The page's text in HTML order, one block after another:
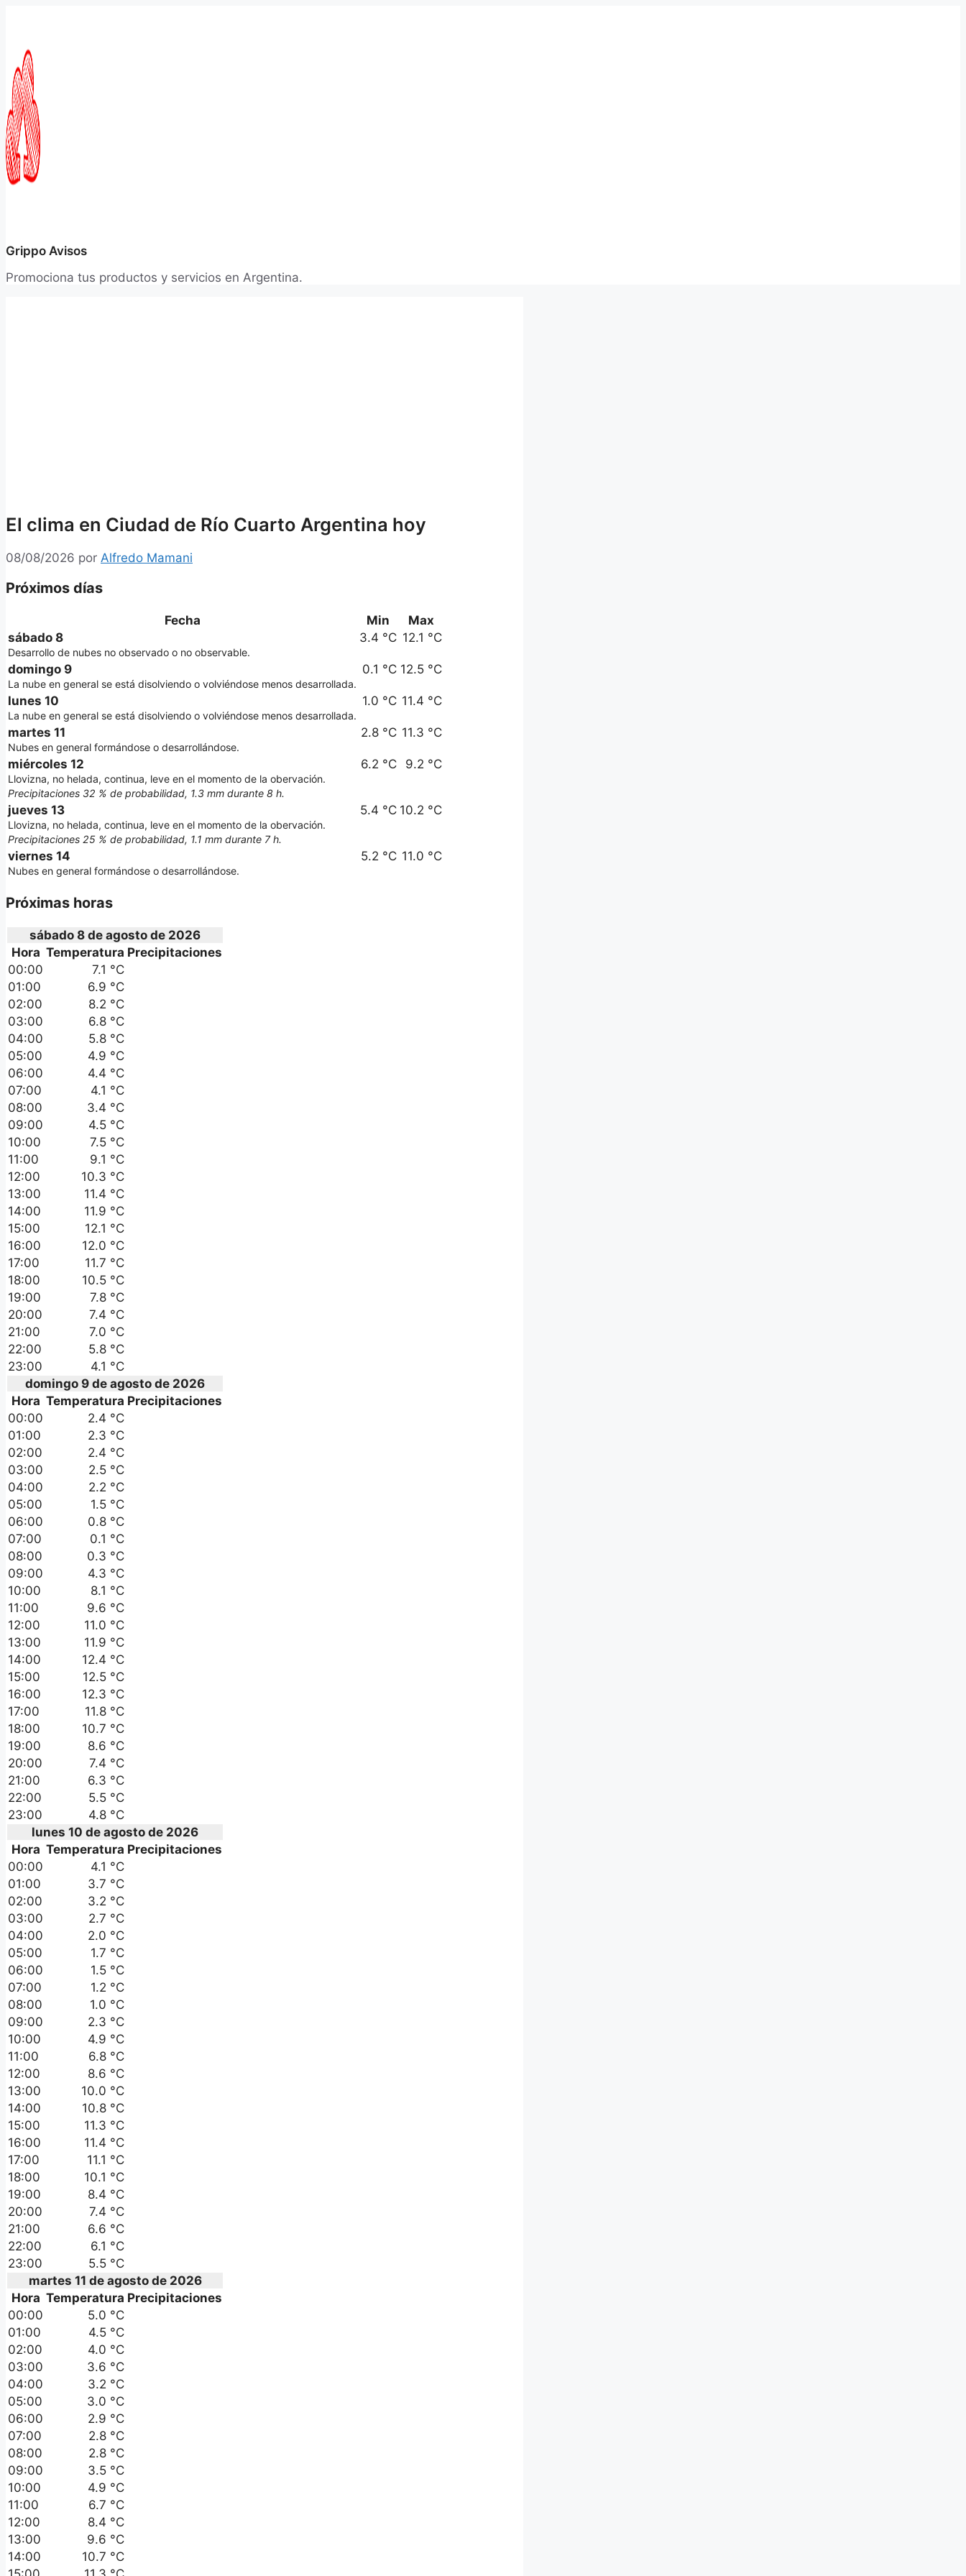
Grippo Avisos
Promociona tus productos y servicios en Argentina.
El clima en Ciudad de Río Cuarto Argentina hoy
08/08/2026 por Alfredo Mamani
Próximos días
Fecha Min
Max
sábado 8
Desarrollo de nubes no observado o no observable.
3.4 °C 12.1 °C
domingo 9
La nube en general se está disolviendo o volviéndose menos desarrollada.
0.1 °C 12.5 °C
lunes 10
La nube en general se está disolviendo o volviéndose menos desarrollada.
1.0 °C 11.4 °C
martes 11
Nubes en general formándose o desarrollándose.
2.8 °C 11.3 °C
miércoles 12
Llovizna, no helada, continua, leve en el momento de la obervación.
Precipitaciones 32 % de probabilidad, 1.3 mm durante 8 h.
6.2 °C 9.2 °C
jueves 13
Llovizna, no helada, continua, leve en el momento de la obervación.
Precipitaciones 25 % de probabilidad, 1.1 mm durante 7 h.
5.4 °C 10.2 °C
viernes 14
Nubes en general formándose o desarrollándose.
5.2 °C 11.0 °C
Próximas horas
sábado 8 de agosto de 2026
Hora Temperatura Precipitaciones
00:00
7.1 °C
01:00
6.9 °C
02:00
8.2 °C
03:00
6.8 °C
04:00
5.8 °C
05:00
4.9 °C
06:00
4.4 °C
07:00
4.1 °C
08:00
3.4 °C
09:00
4.5 °C
10:00
7.5 °C
11:00
9.1 °C
12:00
10.3 °C
13:00
11.4 °C
14:00
11.9 °C
15:00
12.1 °C
16:00
12.0 °C
17:00
11.7 °C
18:00
10.5 °C
19:00
7.8 °C
20:00
7.4 °C
21:00
7.0 °C
22:00
5.8 °C
23:00
4.1 °C
domingo 9 de agosto de 2026
Hora Temperatura Precipitaciones
00:00
2.4 °C
01:00
2.3 °C
02:00
2.4 °C
03:00
2.5 °C
04:00
2.2 °C
05:00
1.5 °C
06:00
0.8 °C
07:00
0.1 °C
08:00
0.3 °C
09:00
4.3 °C
10:00
8.1 °C
11:00
9.6 °C
12:00
11.0 °C
13:00
11.9 °C
14:00
12.4 °C
15:00
12.5 °C
16:00
12.3 °C
17:00
11.8 °C
18:00
10.7 °C
19:00
8.6 °C
20:00
7.4 °C
21:00
6.3 °C
22:00
5.5 °C
23:00
4.8 °C
lunes 10 de agosto de 2026
Hora Temperatura Precipitaciones
00:00
4.1 °C
01:00
3.7 °C
02:00
3.2 °C
03:00
2.7 °C
04:00
2.0 °C
05:00
1.7 °C
06:00
1.5 °C
07:00
1.2 °C
08:00
1.0 °C
09:00
2.3 °C
10:00
4.9 °C
11:00
6.8 °C
12:00
8.6 °C
13:00
10.0 °C
14:00
10.8 °C
15:00
11.3 °C
16:00
11.4 °C
17:00
11.1 °C
18:00
10.1 °C
19:00
8.4 °C
20:00
7.4 °C
21:00
6.6 °C
22:00
6.1 °C
23:00
5.5 °C
martes 11 de agosto de 2026
Hora Temperatura Precipitaciones
00:00
5.0 °C
01:00
4.5 °C
02:00
4.0 °C
03:00
3.6 °C
04:00
3.2 °C
05:00
3.0 °C
06:00
2.9 °C
07:00
2.8 °C
08:00
2.8 °C
09:00
3.5 °C
10:00
4.9 °C
11:00
6.7 °C
12:00
8.4 °C
13:00
9.6 °C
14:00
10.7 °C